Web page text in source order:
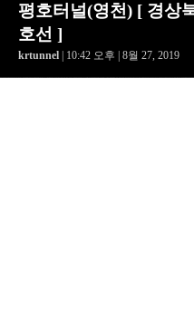
평호터널(영천) [ 경상
호선 ]
krtunnel | 10:42 오후 | 8월 27, 2019